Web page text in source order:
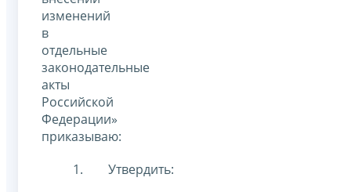
изменений
в
отдельные
законодательные
акты
Российской
Федерации»
приказываю:
Утвердить: